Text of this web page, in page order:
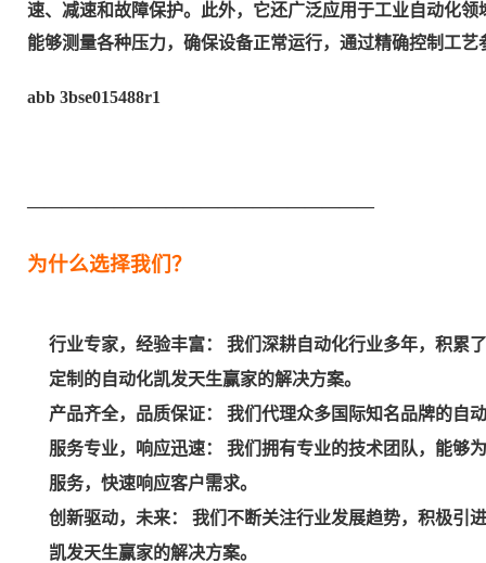
速、减速和故障保护。此外，它还广泛应用于工业自动化
能够测量各种压力，确保设备正常运行，通过精确控制工
abb 3bse015488r1
————————————————————
为什么选择我们？
行业专家，经验丰富： 我们深耕自动化行业多年，积累
定制的自动化凯发天生赢家的解决方案。
产品齐全，品质保证： 我们代理众多国际知名品牌的自
服务专业，响应迅速： 我们拥有专业的技术团队，能够
服务，快速响应客户需求。
创新驱动，未来： 我们不断关注行业发展趋势，积极引
凯发天生赢家的解决方案。